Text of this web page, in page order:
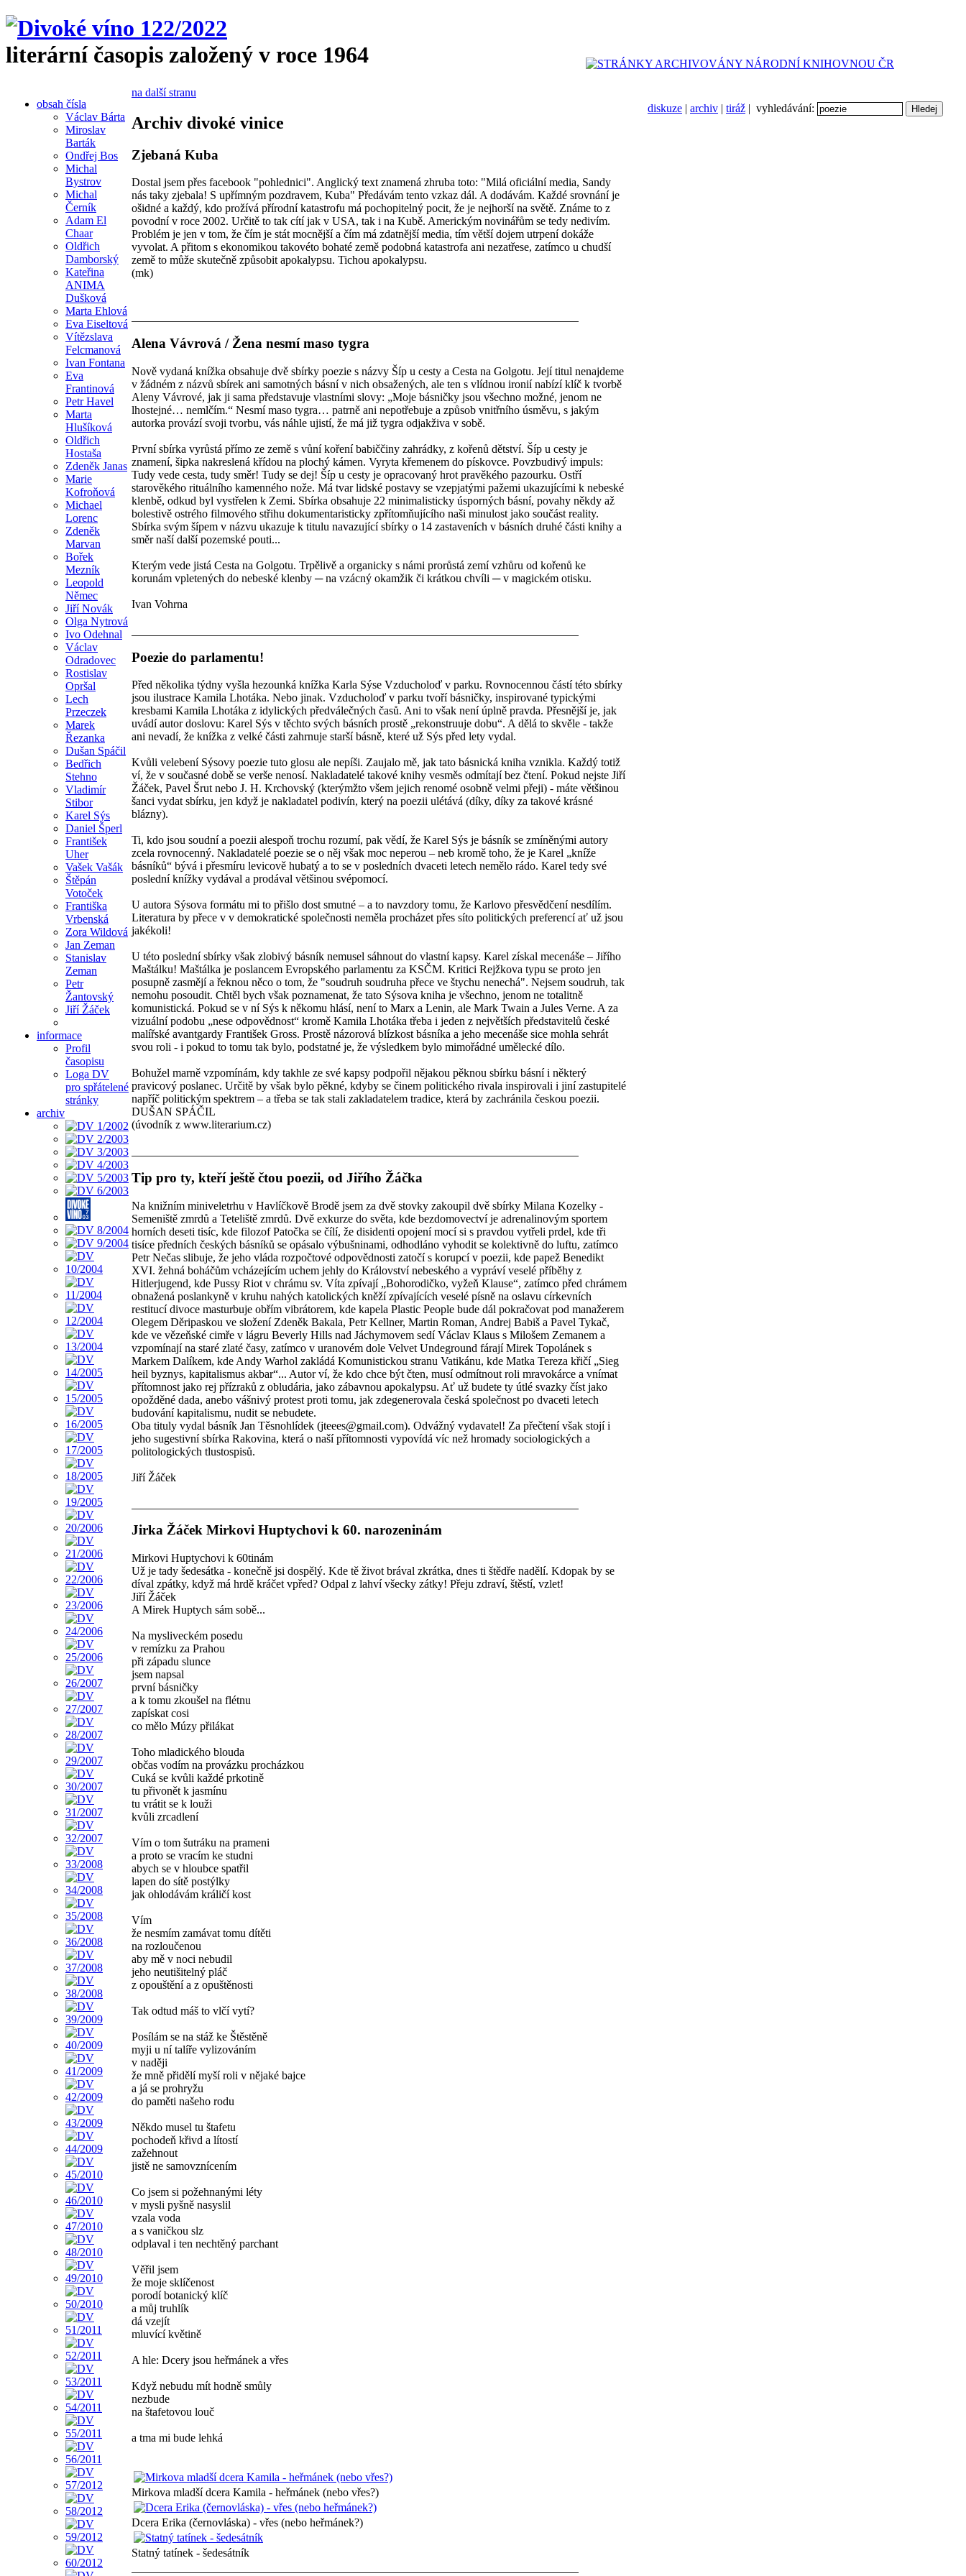
literární časopis založený v roce 1964
diskuze | archiv | tiráž | vyhledávání:
obsah čísla
Václav Bárta
Miroslav
Barták
Ondřej Bos
Michal
Bystrov
Michal
Černík
Adam El
Chaar
Oldřich
Damborský
Kateřina
ANIMA
Dušková
Marta Ehlová
Eva Eiseltová
Vítězslava
Felcmanová
Ivan Fontana
Eva
Frantinová
Petr Havel
Marta
Hlušíková
Oldřich
Hostaša
Zdeněk Janas
Marie
Kofroňová
Michael
Lorenc
Zdeněk
Marvan
Bořek
Mezník
Leopold
Němec
Jiří Novák
Olga Nytrová
Ivo Odehnal
Václav
Odradovec
Rostislav
Opršal
Lech
Przeczek
Marek
Řezanka
Dušan Spáčil
Bedřich
Stehno
Vladimír
Stibor
Karel Sýs
Daniel Šperl
František
Uher
Vašek Vašák
Štěpán
Votoček
Františka
Vrbenská
Zora Wildová
Jan Zeman
Stanislav
Zeman
Petr
Žantovský
Jiří Žáček
informace
Profil
časopisu
Loga DV
pro spřátelené
stránky
archiv
na další stranu
Archiv divoké vinice
Zjebaná Kuba
Dostal jsem přes facebook "pohlednici". Anglický text znamená zhruba toto: "Milá oficiální media, Sandy
nás taky zjebala! S upřímným pozdravem, Kuba" Předávám tento vzkaz dál. A dodávám. Každé srovnání je
ošidné a každý, kdo prožívá přírodní katastrofu má pochopitelný pocit, že je nejhorší na světě. Známe to z
povodní v roce 2002. Určitě to tak cítí jak v USA, tak i na Kubě. Americkým novinářům se tedy nedivím.
Problém je jen v tom, že čím je stát mocnější a čím má zdatnější media, tím větší dojem utrpení dokáže
vyvolat. A přitom s ekonomikou takovéto bohaté země podobná katastrofa ani nezatřese, zatímco u chudší
země to může skutečně způsobit apokalypsu. Tichou apokalypsu.
(mk)
Alena Vávrová / Žena nesmí maso tygra
Nově vydaná knížka obsahuje dvě sbírky poezie s názvy Šíp u cesty a Cesta na Golgotu. Její titul nenajdeme
v žádném z názvů sbírek ani samotných básní v nich obsažených, ale ten s vlídnou ironií nabízí klíč k tvorbě
Aleny Vávrové, jak ji sama představuje vlastními slovy: „Moje básničky jsou všechno možné, jenom ne
lhostejné… nemlčím.“ Nesmí maso tygra… patrně ani nepotřebuje a způsob vnitřního úsměvu, s jakým
autorka provází svoji tvorbu, vás náhle ujistí, že má již tygra odjakživa v sobě.
První sbírka vyrůstá přímo ze země s vůní koření babiččiny zahrádky, z kořenů dětství. Šíp u cesty je
znamení, šipka nakreslená křídou na plochý kámen. Vyryta křemenem do pískovce. Povzbudivý impuls:
Tudy vede cesta, tudy směr! Tudy se dej! Šíp u cesty je opracovaný hrot pravěkého pazourku. Ostří
starověkého rituálního kamenného nože. Má tvar lidské postavy se vzepjatými pažemi ukazujícími k nebeské
klenbě, odkud byl vystřelen k Zemi. Sbírka obsahuje 22 minimalisticky úsporných básní, povahy někdy až
bolestivě ostrého filmového střihu dokumentaristicky zpřítomňujícího naši minulost jako součást reality.
Sbírka svým šípem v názvu ukazuje k titulu navazující sbírky o 14 zastaveních v básních druhé části knihy a
směr naší další pozemské pouti...
Kterým vede jistá Cesta na Golgotu. Trpělivě a organicky s námi prorůstá zemí vzhůru od kořenů ke
korunám vpletených do nebeské klenby ─ na vzácný okamžik či krátkou chvíli ─ v magickém otisku.
Ivan Vohrna
Poezie do parlamentu!
Před několika týdny vyšla hezounká knížka Karla Sýse Vzducholoď v parku. Rovnocennou částí této sbírky
jsou ilustrace Kamila Lhotáka. Nebo jinak. Vzducholoď v parku tvoří básničky, inspirované typickými
kresbami Kamila Lhotáka z idylických předválečných časů. Ani to však není úplně pravda. Přesnější je, jak
uvádí autor doslovu: Karel Sýs v těchto svých básních prostě „rekonstruuje dobu“. A dělá to skvěle - takže
ani nevadí, že knížka z velké části zahrnuje starší básně, které už Sýs před lety vydal.
Kvůli velebení Sýsovy poezie tuto glosu ale nepíši. Zaujalo mě, jak tato básnická kniha vznikla. Každý totiž
ví, že v současné době se verše nenosí. Nakladatelé takové knihy vesměs odmítají bez čtení. Pokud nejste Jiří
Žáček, Pavel Šrut nebo J. H. Krchovský (kterýmžto všem jejich renomé osobně velmi přeji) - máte většinou
šanci vydat sbírku, jen když je nakladatel podivín, který na poezii ulétává (díky, díky za takové krásné
blázny).
Ti, kdo jsou soudní a poezii alespoň trochu rozumí, pak vědí, že Karel Sýs je básník se zmíněnými autory
zcela rovnocenný. Nakladatelé poezie se o něj však moc neperou – neb kromě toho, že je Karel „kníže
básníků“ bývá i přesmíru levicově hubatý a to se v posledních dvaceti letech nemělo rádo. Karel tedy své
poslední knížky vydával a prodával většinou svépomocí.
U autora Sýsova formátu mi to přišlo dost smutné – a to navzdory tomu, že Karlovo přesvědčení nesdílím.
Literatura by přece v v demokratické společnosti neměla procházet přes síto politických preferencí ať už jsou
jakékoli!
U této poslední sbírky však zlobivý básník nemusel sáhnout do vlastní kapsy. Karel získal mecenáše – Jiřího
Maštálku! Maštálka je poslancem Evropského parlamentu za KSČM. Kritici Rejžkova typu se proto jen
posupně zasmějí a řeknou něco o tom, že "soudruh soudruha přece ve štychu nenechá". Nejsem soudruh, tak
nemohu posoudit. Chtěl bych však poznamenat, že tato Sýsova kniha je všechno, jenom ne totalitně
komunistická. Pokud se v ní Sýs k někomu hlásí, není to Marx a Lenin, ale Mark Twain a Jules Verne. A za
vizuální podobu „nese odpovědnost“ kromě Kamila Lhotáka třeba i jeden z největších představitelů české
malířské avantgardy František Gross. Prostě názorová blízkost básníka a jeho mecenáše sice mohla sehrát
svou roli - i pokud to tomu tak bylo, podstatné je, že výsledkem bylo mimořádné umělecké dílo.
Bohužel marně vzpomínám, kdy takhle ze své kapsy podpořil nějakou pěknou sbírku básní i některý
pravicový poslanec. Určitě by však bylo pěkné, kdyby se činem politického rivala inspirovali i jiní zastupitelé
napříč politickým spektrem – a třeba se tak stali zakladatelem tradice, která by zachránila českou poezii.
DUŠAN SPÁČIL
(úvodník z www.literarium.cz)
Tip pro ty, kteří ještě čtou poezii, od Jiřího Žáčka
Na knižním miniveletrhu v Havlíčkově Brodě jsem za dvě stovky zakoupil dvě sbírky Milana Kozelky -
Semeniště zmrdů a Teteliště zmrdů. Dvě exkurze do světa, kde bezdomovectví je adrenalinovým sportem
horních deseti tisíc, kde filozof Patočka se čílí, že disidenti opojení mocí si s pravdou vytřeli prdel, kde tři
tisíce předních českých básníků se opásalo výbušninami, odhodláno vyhodit se kolektivně do luftu, zatímco
Petr Nečas slibuje, že jeho vláda rozpočtové odpovědnosti zatočí s korupcí v poezii, kde papež Benedikt
XVI. žehná boháčům vcházejícím uchem jehly do Království nebeského a vypráví veselé příběhy z
Hitlerjugend, kde Pussy Riot v chrámu sv. Víta zpívají „Bohorodičko, vyžeň Klause“, zatímco před chrámem
obnažená poslankyně v kruhu nahých katolických kněží zpívajících veselé písně na oslavu církevních
restitucí divoce masturbuje obřím vibrátorem, kde kapela Plastic People bude dál pokračovat pod manažerem
Olegem Děripaskou ve složení Zdeněk Bakala, Petr Kellner, Martin Roman, Andrej Babiš a Pavel Tykač,
kde ve vězeňské cimře v lágru Beverly Hills nad Jáchymovem sedí Václav Klaus s Milošem Zemanem a
vzpomínají na staré zlaté časy, zatímco v uranovém dole Velvet Undeground fárají Mirek Topolánek s
Markem Dalíkem, kde Andy Warhol zakládá Komunistickou stranu Vatikánu, kde Matka Tereza křičí „Sieg
heil byznys, kapitalismus akbar“... Autor ví, že kdo chce být čten, musí odmítnout roli mravokárce a vnímat
přítomnost jako rej přízraků z obludária, jako zábavnou apokalypsu. Ať už budete ty útlé svazky číst jako
opožděné dada, anebo vášnivý protest proti tomu, jak zdegenerovala česká společnost po dvaceti letech
budování kapitalismu, nudit se nebudete.
Oba tituly vydal básník Jan Těsnohlídek (jteees@gmail.com). Odvážný vydavatel! Za přečtení však stojí i
jeho sugestivní sbírka Rakovina, která o naší přítomnosti vypovídá víc než hromady sociologických a
politologických tlustospisů.
Jiří Žáček
Jirka Žáček Mirkovi Huptychovi k 60. narozeninám
Mirkovi Huptychovi k 60tinám
Už je tady šedesátka - konečně jsi dospělý. Kde tě život brával zkrátka, dnes ti štědře nadělí. Kdopak by se
díval zpátky, když má hrdě kráčet vpřed? Odpal z lahví všecky zátky! Přeju zdraví, štěstí, vzlet!
Jiří Žáček
A Mirek Huptych sám sobě...
Na mysliveckém posedu
v remízku za Prahou
při západu slunce
jsem napsal
první básničky
a k tomu zkoušel na flétnu
zapískat cosi
co mělo Múzy přilákat
Toho mladického blouda
občas vodím na provázku procházkou
Cuká se kvůli každé prkotině
tu přivonět k jasmínu
tu vrátit se k louži
kvůli zrcadlení
Vím o tom šutráku na prameni
a proto se vracím ke studni
abych se v hloubce spatřil
lapen do sítě postýlky
jak ohlodávám králičí kost
Vím
že nesmím zamávat tomu dítěti
na rozloučenou
aby mě v noci nebudil
jeho neutišitelný pláč
z opouštění a z opuštěnosti
Tak odtud máš to vlčí vytí?
Posílám se na stáž ke Štěstěně
myji u ní talíře vylizováním
v naději
že mně přidělí myší roli v nějaké bajce
a já se prohryžu
do paměti našeho rodu
Někdo musel tu štafetu
pochodeň křivd a lítostí
zažehnout
jistě ne samovznícením
Co jsem si požehnanými léty
v mysli pyšně nasyslil
vzala voda
a s vaničkou slz
odplaval i ten nechtěný parchant
Věřil jsem
že moje sklíčenost
porodí botanický klíč
a můj truhlík
dá vzejít
mluvící květině
A hle: Dcery jsou heřmánek a vřes
Když nebudu mít hodně smůly
nezbude
na štafetovou louč
a tma mi bude lehká
Mirkova mladší dcera Kamila - heřmánek (nebo vřes?)
Dcera Erika (černovláska) - vřes (nebo heřmánek?)
Statný tatínek - šedesátník